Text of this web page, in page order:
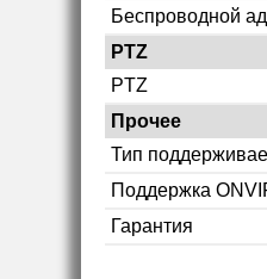
Беспроводной
PTZ
PTZ
Прочее
Тип
Поддержка
Гарантия